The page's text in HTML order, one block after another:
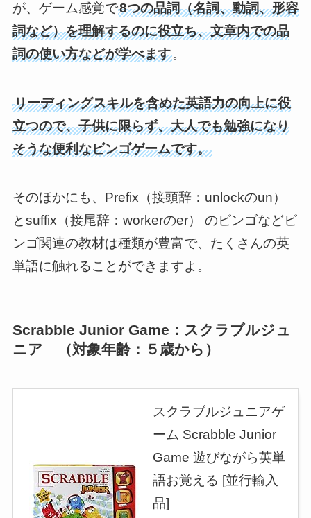
が、ゲーム感覚で8つの品詞（名詞、動詞、形容
詞など）を理解するのに役立ち、文章内での品
詞の使い方などが学べます。
リーディングスキルを含めた英語力の向上に役
立つので、子供に限らず、大人でも勉強になり
そうな便利なビンゴゲームです。
そのほかにも、Prefix（接頭辞：unlockのun）
とsuffix（接尾辞：workerのer） のビンゴなどビ
ンゴ関連の教材は種類が豊富で、たくさんの英
単語に触れることができますよ。
Scrabble Junior Game：スクラブルジュ
ニア （対象年齢：５歳から）
スクラブルジュニアゲ
ーム Scrabble Junior
Game 遊びながら英単
語お覚える [並行輸入
品]